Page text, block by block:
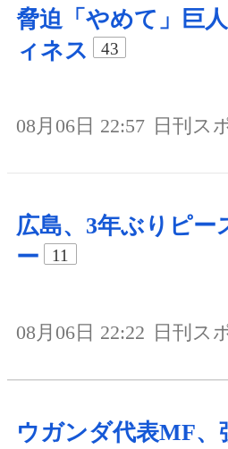
脅迫「やめて」巨
ィネス
43
08月06日 22:57 日刊ス
広島、3年ぶりピー
ー
11
08月06日 22:22 日刊ス
ウガンダ代表MF、